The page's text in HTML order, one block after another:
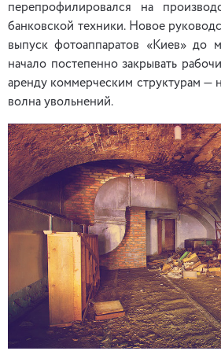
перепрофилировался на
банковской техники. Новое
выпуск фотоаппаратов «Киев» до
начало постепенно закрывать
аренду коммерческим структурам —
волна увольнений.